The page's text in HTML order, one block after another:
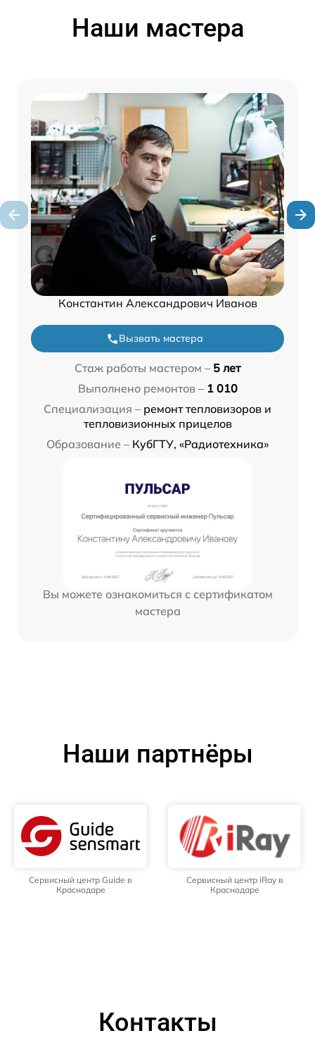
Наши мастера
Константин Александрович Иванов
Вызвать мастера
Стаж работы мастером – 5 лет
Выполнено ремонтов – 1 010
Специализация – ремонт тепловизоров и
тепловизионных прицелов
Образование – КубГТУ, «Радиотехника»
Вы можете ознакомиться с сертификатом
мастера
Наши партнёры
Сервисный центр Guide в
Краснодаре
Сервисный центр iRay в
Краснодаре
Контакты